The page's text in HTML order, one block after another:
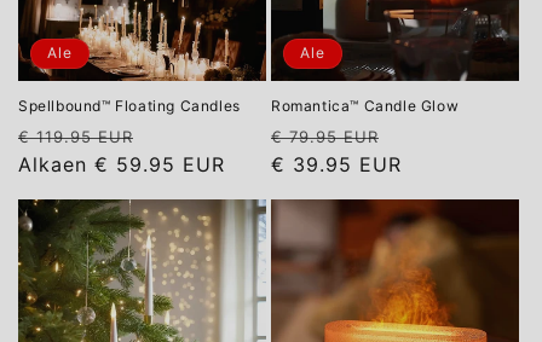
Ale
Spellbound™ Floating Candles
Normaalihinta
€ 119.95 EUR
Alennushinta
Alkaen € 59.95 EUR
Ale
Romantica™ Candle Glow
Normaalihinta
€ 79.95 EUR
€ 39.95 EUR